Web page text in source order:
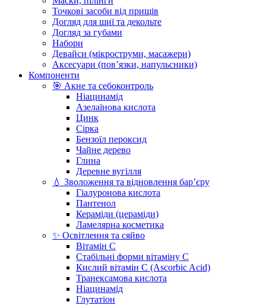
Точкові засоби від прищів
Догляд для шиї та декольте
Догляд за губами
Набори
Девайси (мікроструми, масажери)
Аксесуари (повʼязки, напульсники)
Компоненти
🎯 Акне та себоконтроль
Ніацинамід
Азелаїнова кислота
Цинк
Сірка
Бензоїл пероксид
Чайне дерево
Глина
Деревне вугілля
💧 Зволоження та відновлення бар’єру
Гіалуронова кислота
Пантенол
Кераміди (цераміди)
Ламелярна косметика
✨ Освітлення та сяйво
Вітамін С
Стабільні форми вітаміну С
Кислий вітамін С (Ascorbic Acid)
Транексамова кислота
Ніацинамід
Глутатіон